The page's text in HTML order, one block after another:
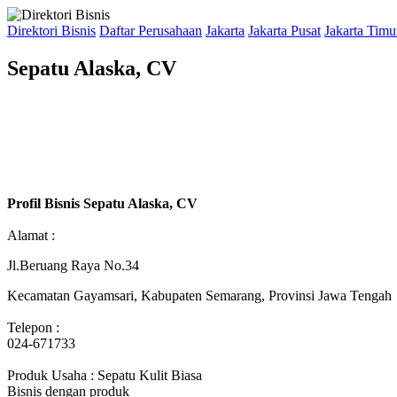
Direktori Bisnis Daftar Perusahaan Jakarta Jakarta Pusat Jakarta
Sepatu Alaska, CV
Profil Bisnis Sepatu Alaska, CV
Alamat :
Jl.Beruang Raya No.34
Kecamatan Gayamsari, Kabupaten Semarang, Provinsi Jawa Tengah
Telepon :
024-671733
Produk Usaha : Sepatu Kulit Biasa
Bisnis dengan produk